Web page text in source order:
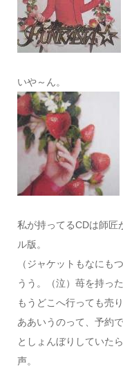
いや～ん。
私が持ってるCDは師匠
ル版。
（ジャケットもなにも
うう。（泣）苺を持っ
もうどこへ行っても売
ああいうのって、予約
としょんぼりしていた
声。